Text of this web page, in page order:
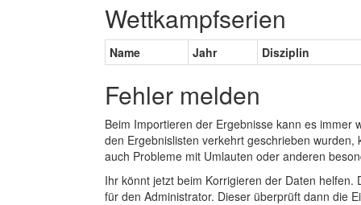
Wettkampfserien
Name Jahr Disziplin
Fehler melden
Beim Importieren der Ergebnisse kann es
den Ergebnislisten verkehrt geschrieben
auch Probleme mit Umlauten oder anderen
Ihr könnt jetzt beim Korrigieren der Daten
für den Administrator. Dieser überprüft dann die